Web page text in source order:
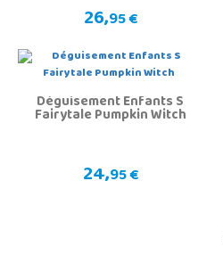
26,95 €
Déguisement Enfants S
Fairytale Pumpkin Witch
24,95 €